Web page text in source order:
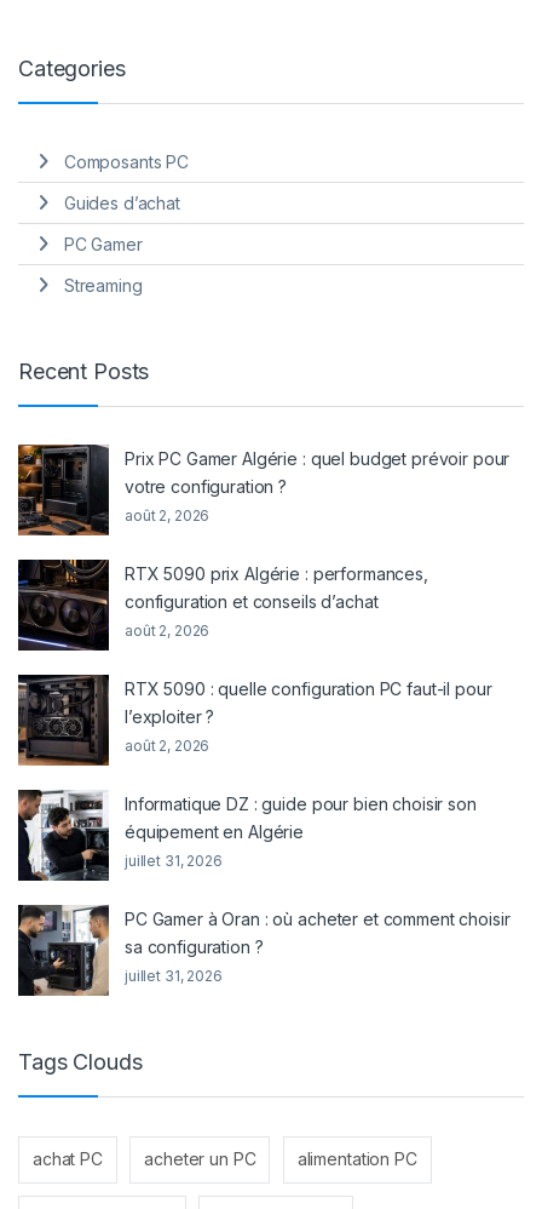
Categories
Composants PC
Guides d’achat
PC Gamer
Streaming
Recent Posts
Prix PC Gamer Algérie : quel budget prévoir pour
votre configuration ?
août 2, 2026
RTX 5090 prix Algérie : performances,
configuration et conseils d’achat
août 2, 2026
RTX 5090 : quelle configuration PC faut-il pour
l’exploiter ?
août 2, 2026
Informatique DZ : guide pour bien choisir son
équipement en Algérie
juillet 31, 2026
PC Gamer à Oran : où acheter et comment choisir
sa configuration ?
juillet 31, 2026
Tags Clouds
achat PC acheter un PC alimentation PC